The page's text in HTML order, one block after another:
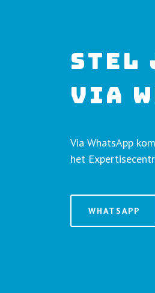
STEL
VIA
Via WhatsApp
het
WHATSAPP